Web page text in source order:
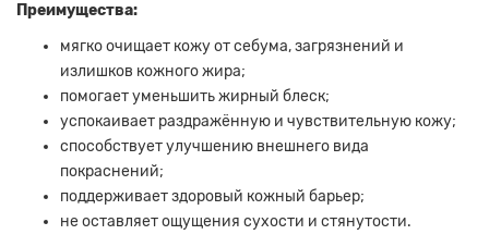
Преимущества:
мягко очищает кожу от себума, загрязнений и
излишков кожного жира;
помогает уменьшить жирный блеск;
успокаивает раздражённую и чувствительную кожу;
способствует улучшению внешнего вида
покраснений;
поддерживает здоровый кожный барьер;
не оставляет ощущения сухости и стянутости.